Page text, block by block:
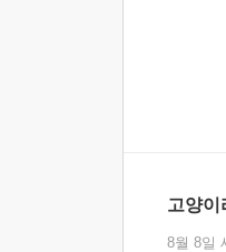
고양이
8월 8일